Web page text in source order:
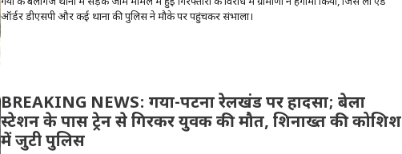
ऑर्डर डीएसपी और कई थानों की पुलिस ने मौके पर पहुंचकर संभाला।
BREAKING NEWS: गया-पटना रेलखंड पर हादसा; बेला
स्टेशन के पास ट्रेन से गिरकर युवक की मौत, शिनाख्त की कोशिश
में जुटी पुलिस